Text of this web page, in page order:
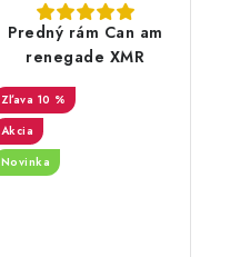
Predný rám Can am
renegade XMR
10 %
Akcia
Novinka